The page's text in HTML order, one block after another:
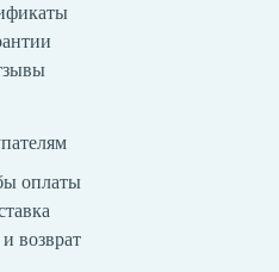
оплаты
возврат